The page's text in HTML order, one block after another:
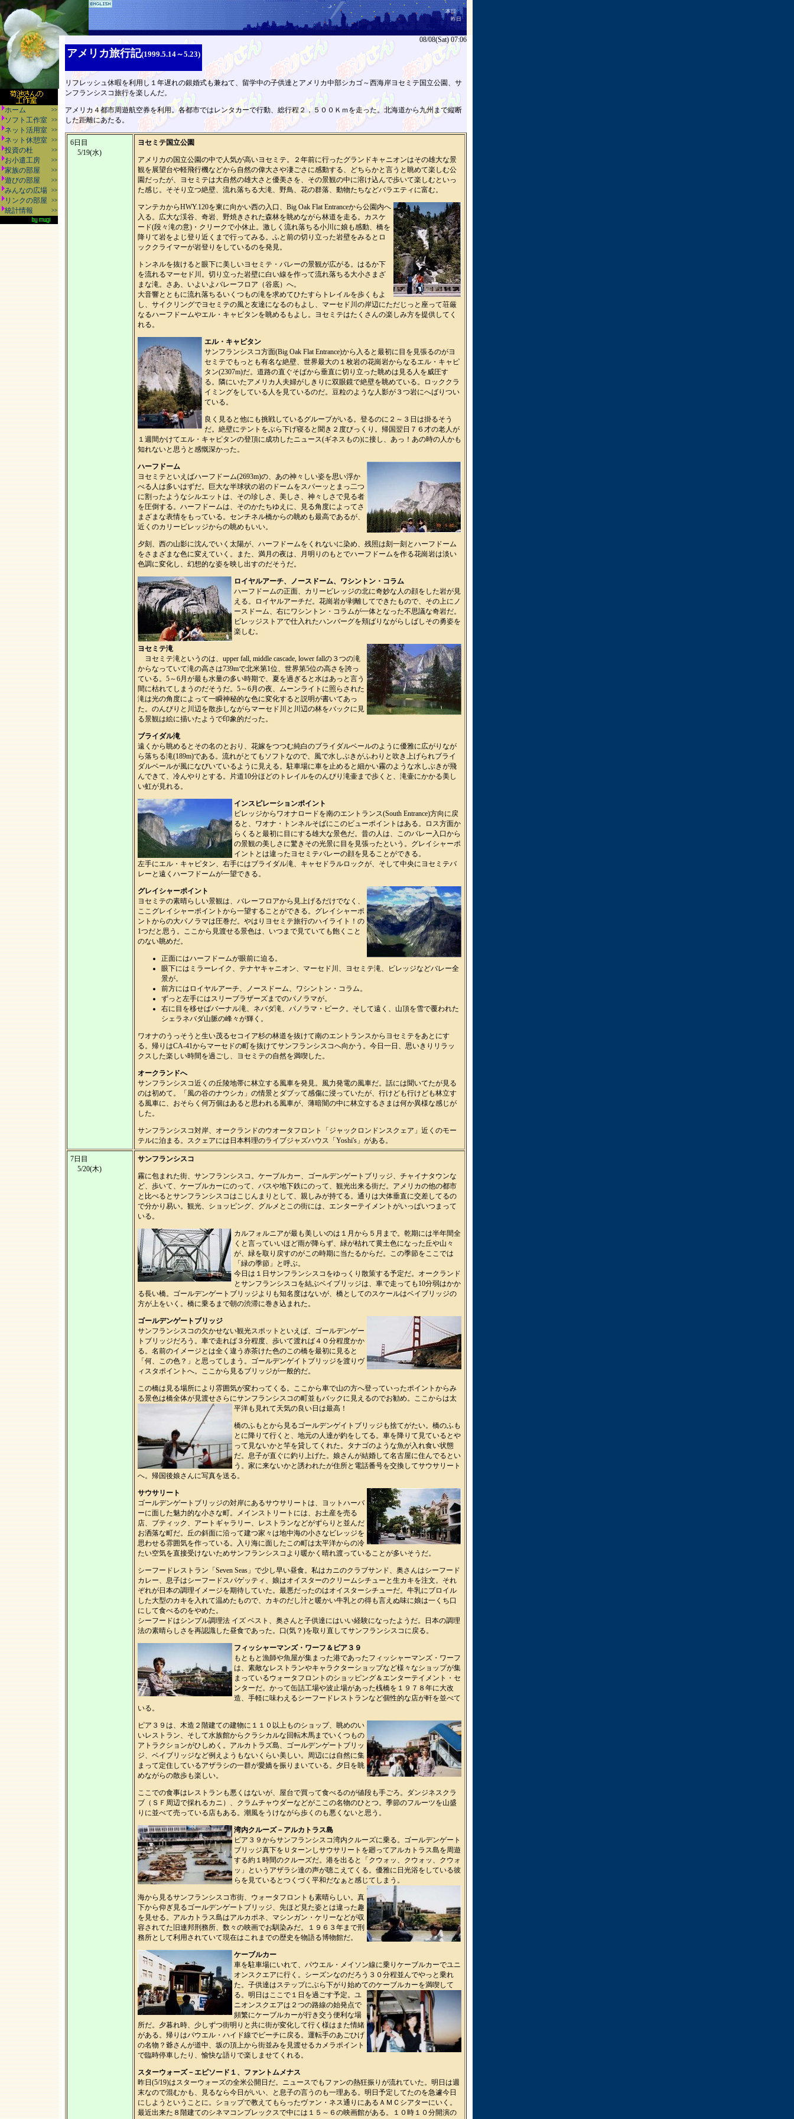
本日
昨日
08/08(Sat) 07:06
アメリカ旅行記(1999.5.14～5.23)
リフレッシュ休暇を利用し１年遅れの銀婚式も兼ねて、留学中の子供達とアメリカ中部シカゴ～西海岸ヨセミテ国立公園、サ
ンフランシスコ旅行を楽しんだ。
アメリカ４都市周遊航空券を利用。各都市ではレンタカーで行動、総行程２，５００Ｋｍを走った。北海道から九州まで縦断
した距離にあたる。
6日目
5/19(水)
ヨセミテ国立公園
アメリカの国立公園の中で人気が高いヨセミテ。２年前に行ったグランドキャニオンはその雄大な景
観を展望台や軽飛行機などから自然の偉大さや凄ごさに感動する、どちらかと言うと眺めて楽しむ公
園だったが、ヨセミテは大自然の雄大さと優美さを、その景観の中に溶け込んで歩いて楽しむといっ
た感じ。そそり立つ絶壁、流れ落ちる大滝、野鳥、花の群落、動物たちなどバラエティに富む。
マンテカからHWY.120を東に向かい西の入口、Big Oak Flat Entranceから公園内へ
入る。広大な渓谷、奇岩、野焼きされた森林を眺めながら林道を走る。カスケ
ード(段々滝の意)・クリークで小休止。激しく流れ落ちる小川に娘も感動、橋を
降りて岩をよじ登り近くまで行ってみる。ふと前の切り立った岩壁をみるとロ
ッククライマーが岩登りをしているのを発見。
トンネルを抜けると眼下に美しいヨセミテ・バレーの景観が広がる。はるか下
を流れるマーセド川。切り立った岩壁に白い線を作って流れ落ちる大小さまざ
まな滝。さあ、いよいよバレーフロア（谷底）へ。
大音響とともに流れ落ちるいくつもの滝を求めてひたすらトレイルを歩くもよ
し、サイクリングでヨセミテの風と友達になるのもよし、マーセド川の岸辺にただじっと座って荘厳
なるハーフドームやエル・キャピタンを眺めるもよし。ヨセミテはたくさんの楽しみ方を提供してく
れる。
エル・キャピタン
サンフランシスコ方面(Big Oak Flat Entrance)から入ると最初に目を見張るのがヨ
セミテでもっとも有名な絶壁、世界最大の１枚岩の花崗岩からなるエル・キャピ
タン(2307m)だ。道路の直ぐそばから垂直に切り立った眺めは見る人を威圧す
る。隣にいたアメリカ人夫婦がしきりに双眼鏡で絶壁を眺めている。ロッククラ
イミングをしている人を見ているのだ。豆粒のような人影が３つ岩にへばりつい
ている。
良く見ると他にも挑戦しているグループがいる。登るのに２～３日は掛るそう
だ。絶壁にテントをぶら下げ寝ると聞き２度びっくり。帰国翌日７６才の老人が
１週間かけてエル・キャピタンの登頂に成功したニュース(ギネスもの)に接し、あっ！あの時の人かも
知れないと思うと感慨深かった。
ハーフドーム
ヨセミテといえばハーフドーム(2693m)の、あの神々しい姿を思い浮か
べる人は多いはずだ。巨大な半球状の岩のドームをスパーッとまっ二つ
に割ったようなシルエットは、その珍しさ、美しさ、神々しさで見る者
を圧倒する。ハーフドームは、そのかたちゆえに、見る角度によってさ
まざまな表情をもっている。センチネル橋からの眺めも最高であるが、
近くのカリービレッジからの眺めもいい。
夕刻、西の山影に沈んでいく太陽が、ハーフドームをくれないに染め、残照は刻一刻とハーフドーム
をさまざまな色に変えていく。また、満月の夜は、月明りのもとでハーフドームを作る花崗岩は淡い
色調に変化し、幻想的な姿を映し出すのだそうだ。
ロイヤルアーチ、ノースドーム、ワシントン・コラム
ハーフドームの正面、カリービレッジの北に奇妙な人の顔をした岩が見
える。ロイヤルアーチだ。花崗岩が剥離してできたもので、その上にノ
ースドーム、右にワシントン・コラムが一体となった不思議な奇岩だ。
ビレッジストアで仕入れたハンバーグを頬ばりながらしばしその勇姿を
楽しむ。
ヨセミテ滝
ヨセミテ滝というのは、upper fall, middle cascade, lower fallの３つの滝
からなっていて滝の高さは739mで北米第1位、世界第5位の高さを誇っ
ている。5～6月が最も水量の多い時期で、夏を過ぎると水はあっと言う
間に枯れてしまうのだそうだ。5～6月の夜、ムーンライトに照らされた
滝は光の角度によって一瞬神秘的な色に変化すると説明が書いてあっ
た。のんびりと川辺を散歩しながらマーセド川と川辺の林をバックに見
る景観は絵に描いたようで印象的だった。
ブライダル滝
遠くから眺めるとその名のとおり、花嫁をつつむ純白のブライダルベールのように優雅に広がりなが
ら落ちる滝(189m)である。流れがとてもソフトなので、風で水しぶきがふわりと吹き上げられブライ
ダルベールが風になびいているように見える。駐車場に車を止めると細かい霧のような水しぶきが飛
んできて、冷んやりとする。片道10分ほどのトレイルをのんびり滝壷まで歩くと、滝壷にかかる美し
い虹が見れる。
インスピレーションポイント
ビレッジからワオナロードを南のエントランス(South Entrance)方向に戻
ると、ワオナ・トンネルそばにこのビューポイントはある。ロス方面か
らくると最初に目にする雄大な景色だ。昔の人は、このバレー入口から
の景観の美しさに驚きその光景に目を見張ったという。グレイシャーポ
イントとは違ったヨセミテバレーの顔を見ることができる。
左手にエル・キャピタン、右手にはブライダル滝、キャセドラルロックが、そして中央にヨセミテバ
レーと遠くハーフドームが一望できる。
グレイシャーポイント
ヨセミテの素晴らしい景観は、バレーフロアから見上げるだけでなく、
ここグレイシャーポイントから一望することができる。グレイシャーポ
ントからの大パノラマは圧巻だ。やはりヨセミテ旅行のハイライト！の
1つだと思う。ここから見渡せる景色は、いつまで見ていても飽くこと
のない眺めだ。
正面にはハーフドームが眼前に迫る。
眼下にはミラーレイク、テナヤキャニオン、マーセド川、ヨセミテ滝、ビレッジなどバレー全
景が。
前方にはロイヤルアーチ、ノースドーム、ワシントン・コラム。
ずっと左手にはスリーブラザーズまでのパノラマが。
右に目を移せばバーナル滝、ネバダ滝、パノラマ・ピーク。そして遠く、山頂を雪で覆われた
シェラネバダ山脈の峰々が輝く。
ワオナのうっそうと生い茂るセコイア杉の林道を抜けて南のエントランスからヨセミテをあとにす
る。帰りはCA-41からマーセドの町を抜けてサンフランシスコへ向かう。今日一日、思いきりリラッ
クスした楽しい時間を過ごし、ヨセミテの自然を満喫した。
オークランドへ
サンフランシスコ近くの丘陵地帯に林立する風車を発見。風力発電の風車だ。話には聞いてたが見る
のは初めて。「風の谷のナウシカ」の情景とダブッて感傷に浸っていたが、行けども行けども林立す
る風車に、おそらく何万個はあると思われる風車が、薄暗闇の中に林立するさまは何か異様な感じが
した。
サンフランシスコ対岸、オークランドのウオータフロント「ジャックロンドンスクェア」近くのモー
テルに泊まる。スクェアには日本料理のライブジャズハウス「Yoshi's」がある。
7日目
5/20(木)
サンフランシスコ
霧に包まれた街、サンフランシスコ。ケーブルカー、ゴールデンゲートブリッジ、チャイナタウンな
ど、歩いて、ケーブルカーにのって、バスや地下鉄にのって、観光出来る街だ。アメリカの他の都市
と比べるとサンフランシスコはこじんまりとして、親しみが持てる。通りは大体垂直に交差してるの
で分かり易い。観光、ショッピング、グルメとこの街には、エンターテイメントがいっぱいつまって
いる。
カルフォルニアが最も美しいのは１月から５月まで。乾期には半年間全
くと言っていいほど雨が降らず、緑が枯れて黄土色になった丘や山々
が、緑を取り戻すのがこの時期に当たるからだ。この季節をここでは
「緑の季節」と呼ぶ。
今日は１日サンフランシスコをゆっくり散策する予定だ。オークランド
とサンフランシスコを結ぶベイブリッジは、車で走っても10分弱はかか
る長い橋。ゴールデンゲートブリッジよりも知名度はないが、橋としてのスケールはベイブリッジの
方が上をいく。橋に乗るまで朝の渋滞に巻き込まれた。
ゴールデンゲートブリッジ
サンフランシスコの欠かせない観光スポットといえば、ゴールデンゲー
トブリッジだろう。車で走れば３分程度、歩いて渡れば４０分程度かか
る。名前のイメージとは全く違う赤茶けた色のこの橋を最初に見ると
「何、この色？」と思ってしまう。ゴールデンゲイトブリッジを渡りヴ
ィスタポイントへ。ここから見るブリッジが一般的だ。
この橋は見る場所により雰囲気が変わってくる。ここから車で山の方へ登っていったポイントからみ
る景色は橋全体が見渡せさらにサンフランシスコの町並もバックに見えるのでお勧め。 ここからは太
平洋も見れて天気の良い日は最高！
橋のふもとから見るゴールデンゲイトブリッジも捨てがたい。橋のふも
とに降りて行くと、地元の人達が釣をしてる。車を降りて見ているとや
って見ないかと竿を貸してくれた。タナゴのような魚が入れ食い状態
だ。息子が直ぐに釣り上げた。娘さんが結婚して名古屋に住んでるとい
う。家に来ないかと誘われたが住所と電話番号を交換してサウサリート
へ。帰国後娘さんに写真を送る。
サウサリート
ゴールデンゲートブリッジの対岸にあるサウサリートは、ヨットハーバ
ーに面した魅力的な小さな町。メインストリートには、お土産を売る
店、ブティック、アートギャラリー、レストランなどがずらりと並んだ
お洒落な町だ。丘の斜面に沿って建つ家々は地中海の小さなビレッジを
思わせる雰囲気を作っている。入り海に面したこの町は太平洋からの冷
たい空気を直接受けないためサンフランシスコより暖かく晴れ渡っていることが多いそうだ。
シーフードレストラン「Seven Seas」で少し早い昼食。私はカニのクラブサンド、奥さんはシーフード
カレー、息子はシーフードスパゲッティ、娘はオイスターのクリームシチューと生カキを注文。それ
ぞれが日本の調理イメージを期待していた。最悪だったのはオイスターシチューだ。牛乳にブロイル
した大型のカキを入れて温めたもので、カキのだし汁と暖かい牛乳との得も言えぬ味に娘は一くち口
にして食べるのをやめた。
シーフードはシンプル調理法 イズ ベスト、奥さんと子供達にはいい経験になったようだ。日本の調理
法の素晴らしさを再認識した昼食であった。口(気？)を取り直してサンフランシスコに戻る。
フィッシャーマンズ・ワーフ＆ピア３９
もともと漁師や魚屋が集まった港であったフィッシャーマンズ・ワーフ
は、素敵なレストランやキャラクターショップなど様々なショップが集
まっているウォータフロントのショッピング＆エンターテイメント・セ
ンターだ。かって缶詰工場や波止場があった桟橋を１９７８年に大改
造、手軽に味わえるシーフードレストランなど個性的な店が軒を並べて
いる。
ピア３９は、木造２階建ての建物に１１０以上ものショップ、眺めのい
いレストラン、そして水族館からクラシカルな回転木馬までいくつもの
アトラクションがひしめく。アルカトラズ島、ゴールデンゲートブリッ
ジ、ベイブリッジなど例えようもないくらい美しい。周辺には自然に集
まって定住しているアザラシの一群が愛嬌を振りまいている。夕日を眺
めながらの散歩も楽しい。
ここでの食事はレストランも悪くはないが、屋台で買って食べるのが値段も手ごろ。ダンジネスクラ
ブ（ＳＦ周辺で採れるカニ）、クラムチャウダーなどがここの名物のひとつ。季節のフルーツを山盛
りに並べて売っている店もある。潮風をうけながら歩くのも悪くないと思う。
湾内クルーズ－アルカトラス島
ピア３９からサンフランシスコ湾内クルーズに乗る。ゴールデンゲート
ブリッジ真下をＵターンしサウサリートを廻ってアルカトラス島を周遊
する約１時間のクルーズだ。港を出ると「クウォッ、クウォッ、クウォ
ッ」というアザラシ達の声が聴こえてくる。優雅に日光浴をしている彼
らを見ているとつくづく平和だなぁと感じてしまう。
海から見るサンフランシスコ市街、ウォータフロントも素晴らしい。真
下から仰ぎ見るゴールデンゲートブリッジ、先ほど見た姿とは違った趣
を見せる。アルカトラス島はアルカポネ、マシンガン・ケリーなどが収
容されてた旧連邦刑務所、数々の映画でお馴染みだ。１９６３年まで刑
務所として利用されていて現在はこれまでの歴史を物語る博物館だ。
ケーブルカー
車を駐車場にいれて、パウエル・メイソン線に乗りケーブルカーでユニ
オンスクエアに行く。シーズンなのだろう３０分程並んでやっと乗れ
た。子供達はステップにぶら下がり始めてのケーブルカーを満喫して
る。明日はここで１日を過ごす予定。 ユ
ニオンスクエアは２つの路線の始発点で
頻繁にケーブルカーが行き交う便利な場
所だ。夕暮れ時、少しずつ街明りと共に街が変化して行く様はまた情緒
がある。帰りはパウエル・ハイド線でビーチに戻る。運転手のあごひげ
の名物？爺さんが道中、坂の頂上から街並みを見渡せるカメラポイント
で臨時停車したり、愉快な語りで楽しませてくれる。
スターウォーズ－エピソード１、ファントムメナス
昨日(5/19)はスターウォーズの全米公開日だ。ニュースでもファンの熱狂振りが流れていた。明日は週
末なので混むかも、見るなら今日がいい、と息子の言うのも一理ある。明日予定してたのを急遽今日
にしようということに。ショップで教えてもらったヴァン・ネス通りにあるＡＭＣシアターにいく。
最近出来た８階建てのシネマコンプレックスで中には１５～６の映画館がある。１０時１０分開演の
ホーム >>
ソフト工作室 >>
ネット活用室 >>
ネット休憩室 >>
投資の杜 >>
お小遣工房 >>
家族の部屋 >>
遊びの部屋 >>
みんなの広場 >>
リンクの部屋 >>
統計情報 >>